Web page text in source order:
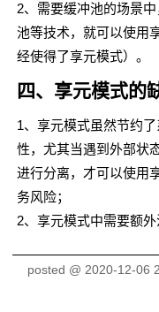
2、需要缓冲池的场景
池等技术，就可以使用
经使得了享元模式）。
四、享元模式的
1、享元模式虽然节约
性，尤其当遇到外部状
进行分离，才可以使用
务风险；
2、享元模式中需要额外
posted @ 2020-12-06